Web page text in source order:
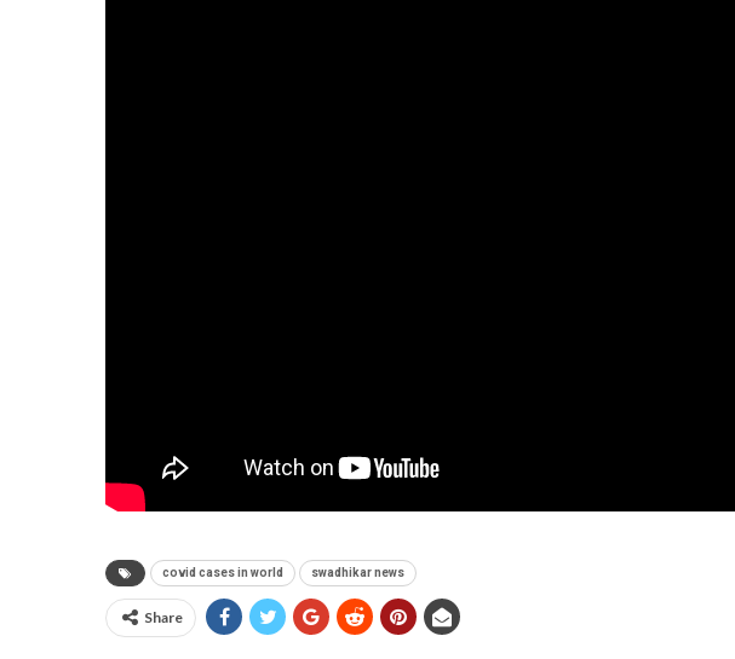
covid cases in world swadhikar news
Share